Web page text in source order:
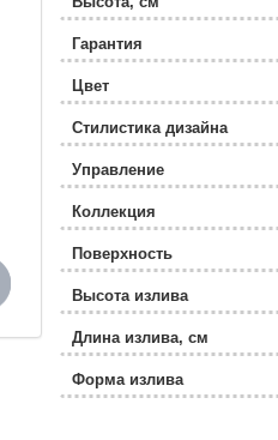
Гарантия
Цвет
Стилистика дизайна
Управление
Коллекция
Поверхность
Высота излива
Длина излива, см
Форма излива